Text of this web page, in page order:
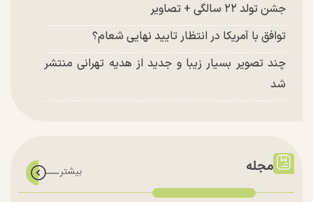
جشن تولد ۲۲ سالگی + تصاویر
توافق با آمریکا در انتظار تایید نهایی شعام؟
چند تصویر بسیار زیبا و جدید از هدیه تهرانی منتشر
شد
مجله